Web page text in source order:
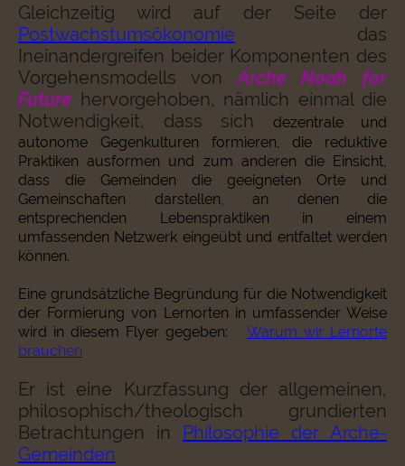
Gleichzeitig wird auf der Seite der
Postwachstumsökonomie das
Ineinandergreifen beider Komponenten des
Vorgehensmodells vonArche Noah for
Future hervorgehoben, nämlich einmal die
Notwendigkeit, dass sich
dezentrale und
autonome Gegenkulturen formieren, die reduktive
Praktiken ausformen und zum anderen die Einsicht,
dass die Gemeinden die geeigneten Orte und
Gemeinschaften darstellen, an denen die
entsprechenden Lebenspraktiken in einem
umfassenden Netzwerk eingeübt und entfaltet werden
können.
Eine grundsätzliche Begründung für die Notwendigkeit
der Formierung von Lernorten in umfassender Weise
wird in diesem Flyer gegeben: Warum wir Lernorte
brauchen
Er ist eine Kurzfassung der allgemeinen,
philosophisch/theologisch grundierten
Betrachtungen in Philosophie der Arche-
Gemeinden